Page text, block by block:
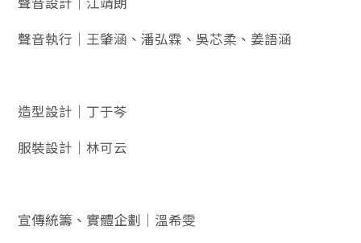
聲音執行｜王肇涵、潘弘霖、吳芯柔、姜語涵
造型設計｜丁于芩
服裝設計｜林可云
宣傳統籌、實體企劃｜溫希雯